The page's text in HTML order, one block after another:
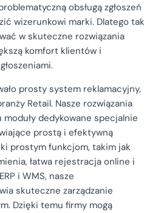
obsługą zgłoszeń
wizerunkowi marki. Dlatego tak
w skuteczne rozwiązania
komfort klientów i
prosty system reklamacyjny,
Retail. Nasze rozwiązania
moduły dedykowane specjalnie
prostą i efektywną
prostym funkcjom, takim jak
łatwa rejestracja online i
i WMS, nasze
skuteczne zarządzanie
Dzięki temu firmy mogą